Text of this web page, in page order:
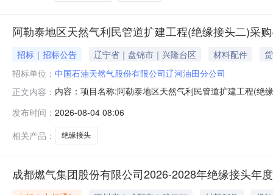
阿勒泰地区天然气利民管道扩建工程(绝缘接头二)采
招标｜招标公告 辽宁省｜盘锦市｜兴隆台区 材料配件
招标单位： 中国石油天然气股份有限公司辽河油田分公司
正文内容： 内容：项目名称:阿勒泰地区天然气利民管道扩建工程(绝
购文件的获取：查看详情请登录云梦泽智慧平台https://
发布时间： 2026-08-04 08:06
相关产品：
绝缘接头
成都燃气集团股份有限公司2026-2028年绝缘接头年